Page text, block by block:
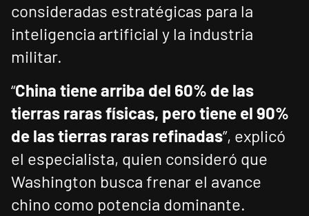
consideradas estratégicas para la
inteligencia artificial y la industria
militar.
“China tiene arriba del 60% de las
tierras raras físicas, pero tiene el 90%
de las tierras raras refinadas”, explicó
el especialista, quien consideró que
Washington busca frenar el avance
chino como potencia dominante.